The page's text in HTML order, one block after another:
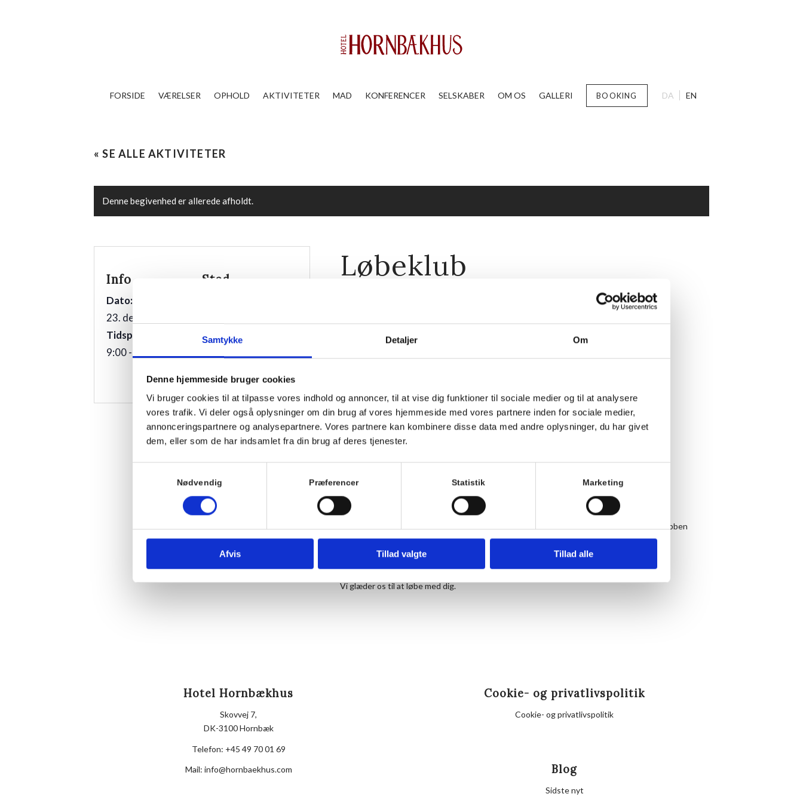
Samtykke Detaljer Om
Denne hjemmeside bruger cookies
Vi bruger cookies til at tilpasse vores indhold og annoncer, til at vise dig funktioner til sociale medier og til at analysere
vores trafik. Vi deler også oplysninger om din brug af vores hjemmeside med vores partnere inden for sociale medier,
annonceringspartnere og analysepartnere. Vores partnere kan kombinere disse data med andre oplysninger, du har givet
dem, eller som de har indsamlet fra din brug af deres tjenester.
Nødvendig Præferencer Statistik Marketing
Afvis Tillad valgte Tillad alle
FORSIDE VÆRELSER OPHOLD AKTIVITETER MAD KONFERENCER SELSKABER OM OS GALLERI BOOKING DA EN
« SE ALLE AKTIVITETER
Denne begivenhed er allerede afholdt.
Løbeklub
Alle er velkomne uanset niveau.
Vi mødes ved trappen foran Hornbækhus ca. 5 min før, hvor en repræsentant fra Løbeklubben
tager imod.
Bagefter er der kaffe og morgenbolle på Hornbækhus.
Vi glæder os til at løbe med dig.
Info
Dato:
23. december 2025
Tidspunkt:
9:00 - 10:00
Sted
Telefon
Hotel Hornbækhus
Skovvej 7,
DK-3100 Hornbæk
Telefon: +45 49 70 01 69
Mail: info@hornbaekhus.com
Cookie- og privatlivspolitik
Cookie- og privatlivspolitik
Blog
Sidste nyt